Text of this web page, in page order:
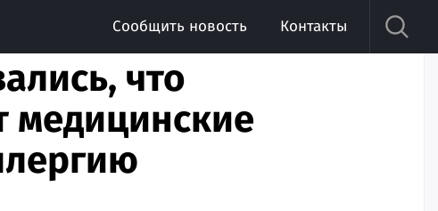
Сообщить новость Контакты
что
медицинские